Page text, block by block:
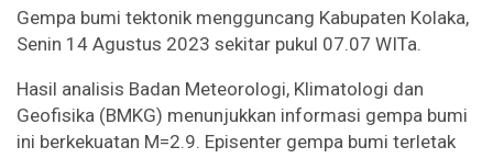
Gempa bumi tektonik mengguncang Kabupaten Kolaka,
Senin 14 Agustus 2023 sekitar pukul 07.07 WITa.
Hasil analisis Badan Meteorologi, Klimatologi dan
Geofisika (BMKG) menunjukkan informasi gempa bumi
ini berkekuatan M=2.9. Episenter gempa bumi terletak